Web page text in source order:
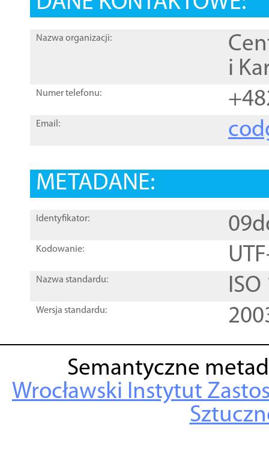
Nazwa organizacji:
i
Numer telefonu:
Email:
METADANE:
Identyfikator:
Kodowanie:
Nazwa standardu:
Wersja standardu:
Semantyczne
Wrocławski Instytut